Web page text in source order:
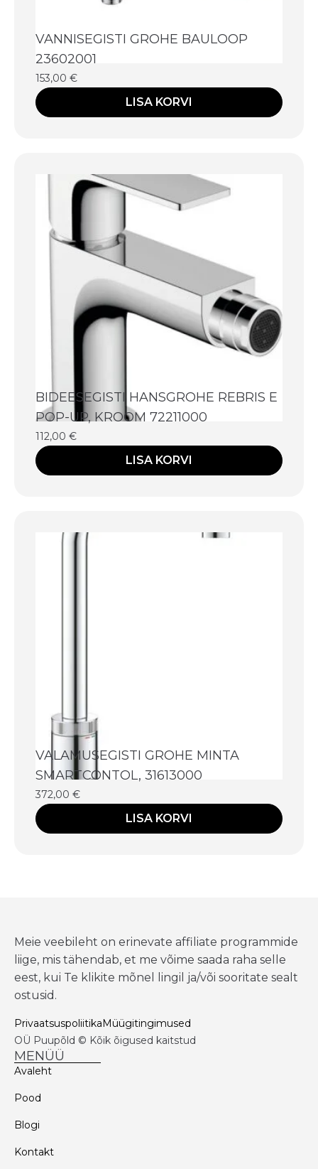
VANNISEGISTI GROHE BAULOOP
23602001
153,00 €
LISA KORVI
BIDEESEGISTI HANSGROHE REBRIS E
POP-UP, KROOM 72211000
112,00 €
LISA KORVI
VALAMUSEGISTI GROHE MINTA
SMARTCONTOL, 31613000
372,00 €
LISA KORVI
Meie veebileht on erinevate affiliate programmide
liige, mis tähendab, et me võime saada raha selle
eest, kui Te klikite mõnel lingil ja/või sooritate sealt
ostusid.
PrivaatsuspoliitikaMüügitingimused
OÜ Puupõld © Kõik õigused kaitstud
MENÜÜ
Avaleht
Pood
Blogi
Kontakt